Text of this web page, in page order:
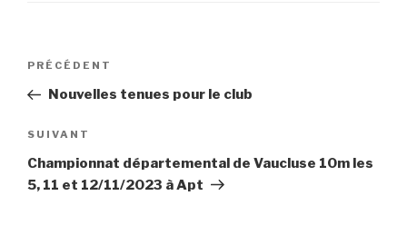
Navigation
l’article
Article
précédent
PRÉCÉDENT
Nouvelles tenues pour le club
Article
suivant
SUIVANT
Championnat départemental de Vaucluse 10m les
5, 11 et 12/11/2023 à Apt